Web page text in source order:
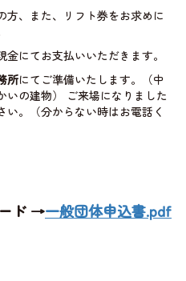
方、また、リフト券をお求めに
にてお支払いいただきます。
所にてご準備いたします。（中
いの建物） ご来場になりました
い。（分からない時はお電話く
ド →一般団体申込書.pdf